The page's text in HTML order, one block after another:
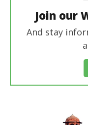
Join our
And stay